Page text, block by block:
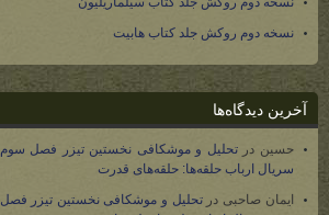
نسخه دوم روکش جلد کتاب هابیت
آخرین دیدگاه‌ها
حسین درتحلیل و موشکافی نخستین تیزر فصل سوم
سریال ارباب حلقه‌ها: حلقه‌های قدرت
ایمان صاحبی درتحلیل و موشکافی نخستین تیزر فصل